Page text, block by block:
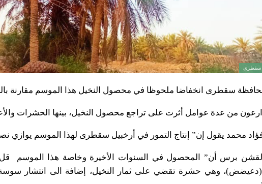
سقطرى
سقطرى انخفاضا ملحوظا في محصول النخيل هذا الموسم مقارنة
من عدة عوامل أثرت على تراجع محصول النخيل، بينها الحشرات
فؤاد محمد يقول إن” إنتاج التمور في أرخبيل سقطرى لهذا الموسم
برس أن” المحصول في السنوات الأخيرة وخاصة هذا الموسم قل
وهي حشرة تقضي على ثمار النخيل، إضافة الى انتشار سوسة